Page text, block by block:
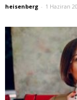
heisenberg - 1 Haziran